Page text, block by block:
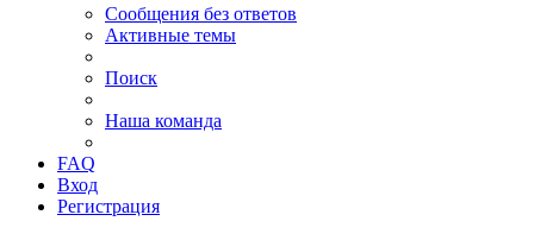
Сообщения без ответов
Активные темы
Поиск
Наша команда
FAQ
Вход
Регистрация